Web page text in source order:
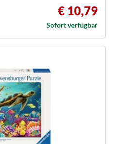
€ 10,79
Sofort verfügbar